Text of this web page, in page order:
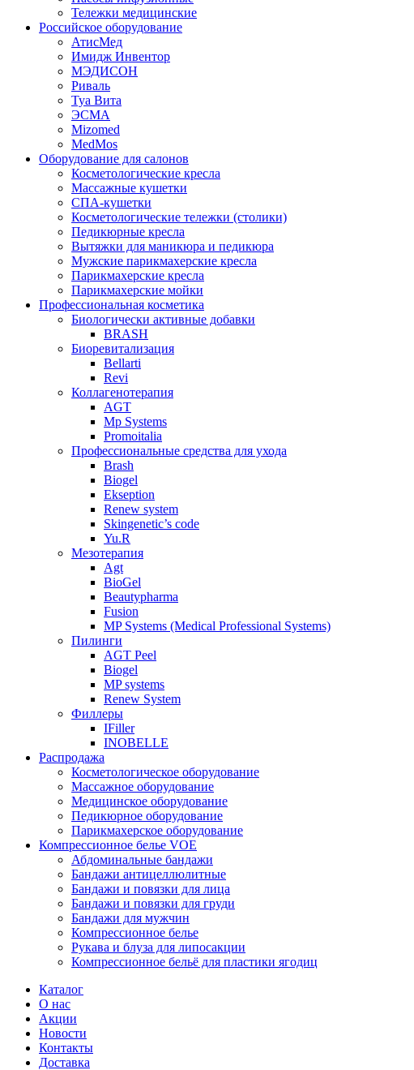
Тележки медицинские
Российское оборудование
АтисМед
Имидж Инвентор
МЭДИСОН
Риваль
Туа Вита
ЭСМА
Mizomed
MedMos
Оборудование для салонов
Косметологические кресла
Массажные кушетки
СПА-кушетки
Косметологические тележки (столики)
Педикюрные кресла
Вытяжки для маникюра и педикюра
Мужские парикмахерские кресла
Парикмахерские кресла
Парикмахерские мойки
Профессиональная косметика
Биологически активные добавки
BRASH
Биоревитализация
Bellarti
Revi
Коллагенотерапия
AGT
Mp Systems
Promoitalia
Профессиональные средства для ухода
Brash
Biogel
Ekseption
Renew system
Skingenetic’s code
Yu.R
Мезотерапия
Agt
BioGel
Beautypharma
Fusion
MP Systems (Medical Professional Systems)
Пилинги
AGT Peel
Biogel
MP systems
Renew System
Филлеры
IFiller
INOBELLE
Распродажа
Косметологическое оборудование
Массажное оборудование
Медицинское оборудование
Педикюрное оборудование
Парикмахерское оборудование
Компрессионное белье VOE
Абдоминальные бандажи
Бандажи антицеллюлитные
Бандажи и повязки для лица
Бандажи и повязки для груди
Бандажи для мужчин
Компрессионное белье
Рукава и блуза для липосакции
Компрессионное бельё для пластики ягодиц
Каталог
О нас
Акции
Новости
Контакты
Доставка